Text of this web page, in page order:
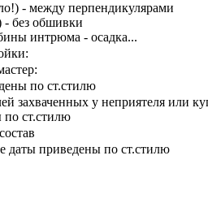
- между перпендикулярами
без обшивки
интрюма - осадка...
по ст.стилю
захваченных у неприятеля или
ст.стилю
даты приведены по ст.стилю